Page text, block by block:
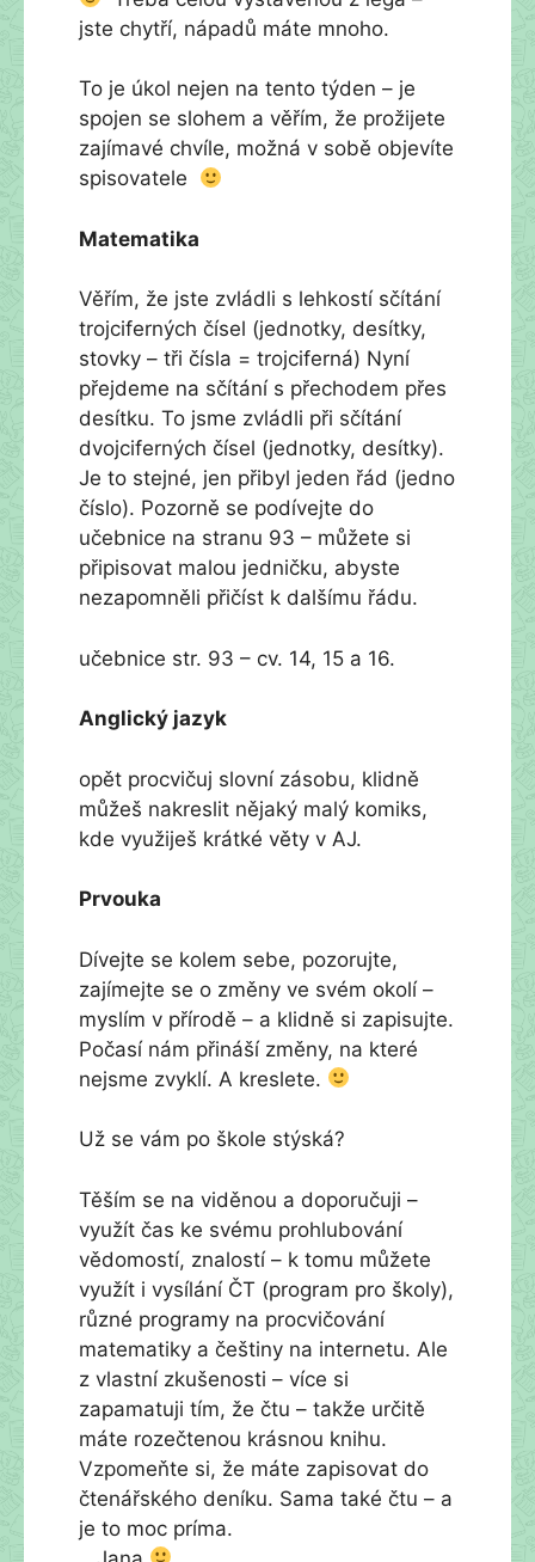
jste chytří, nápadů máte mnoho.
To je úkol nejen na tento týden – je
spojen se slohem a věřím, že prožijete
zajímavé chvíle, možná v sobě objevíte
spisovatele
Matematika
Věřím, že jste zvládli s lehkostí sčítání
trojciferných čísel (jednotky, desítky,
stovky – tři čísla = trojciferná) Nyní
přejdeme na sčítání s přechodem přes
desítku. To jsme zvládli při sčítání
dvojciferných čísel (jednotky, desítky).
Je to stejné, jen přibyl jeden řád (jedno
číslo). Pozorně se podívejte do
učebnice na stranu 93 – můžete si
připisovat malou jedničku, abyste
nezapomněli přičíst k dalšímu řádu.
učebnice str. 93 – cv. 14, 15 a 16.
Anglický jazyk
opět procvičuj slovní zásobu, klidně
můžeš nakreslit nějaký malý komiks,
kde využiješ krátké věty v AJ.
Prvouka
Dívejte se kolem sebe, pozorujte,
zajímejte se o změny ve svém okolí –
myslím v přírodě – a klidně si zapisujte.
Počasí nám přináší změny, na které
nejsme zvyklí. A kreslete.
Už se vám po škole stýská?
Těším se na viděnou a doporučuji –
využít čas ke svému prohlubování
vědomostí, znalostí – k tomu můžete
využít i vysílání ČT (program pro školy),
různé programy na procvičování
matematiky a češtiny na internetu. Ale
z vlastní zkušenosti – více si
zapamatuji tím, že čtu – takže určitě
máte rozečtenou krásnou knihu.
Vzpomeňte si, že máte zapisovat do
čtenářského deníku. Sama také čtu – a
je to moc príma.